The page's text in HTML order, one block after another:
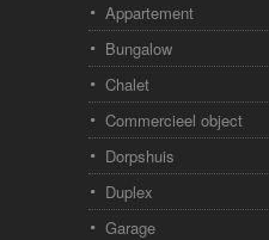
Appartement
Bungalow
Chalet
Commercieel object
Dorpshuis
Duplex
Garage